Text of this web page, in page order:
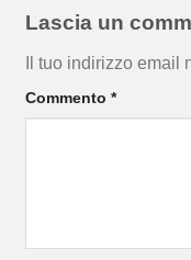
Lascia un
Il tuo indirizzo email
Commento *